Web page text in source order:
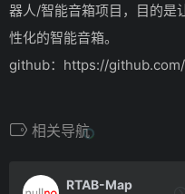
器人/智能音箱项目，目的是
性化的智能音箱。
github：https://
相关导航
RTAB-Map